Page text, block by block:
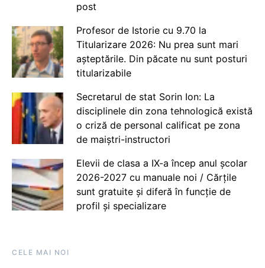
post
Profesor de Istorie cu 9.70 la
Titularizare 2026: Nu prea sunt mari
așteptările. Din păcate nu sunt posturi
titularizabile
Secretarul de stat Sorin Ion: La
disciplinele din zona tehnologică există
o criză de personal calificat pe zona
de maiștri-instructori
Elevii de clasa a IX-a încep anul școlar
2026-2027 cu manuale noi / Cărțile
sunt gratuite și diferă în funcție de
profil și specializare
CELE MAI NOI